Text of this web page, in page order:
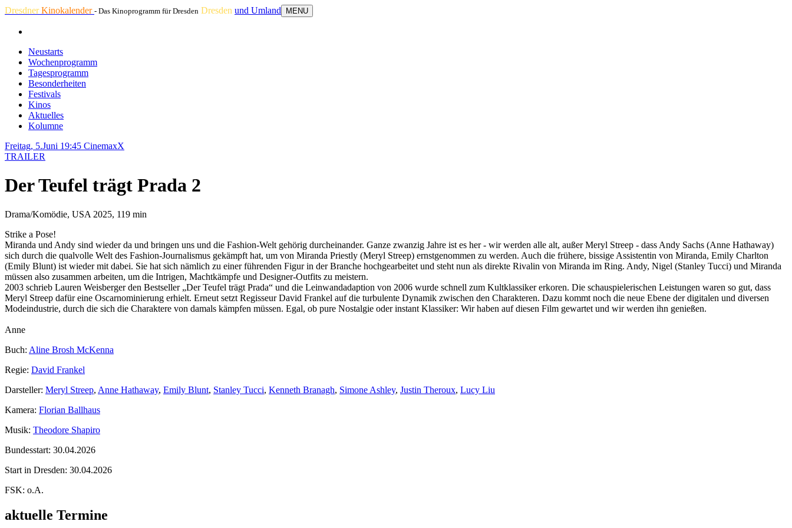
DresdnerKinokalender - Das Kinoprogramm für Dresden Dresden und Umland MENU
Neustarts
Wochenprogramm
Tagesprogramm
Besonderheiten
Festivals
Kinos
Aktuelles
Kolumne
Freitag, 5.Juni 19:45 CinemaxX
TRAILER
Der Teufel trägt Prada 2
Drama/Komödie, USA 2025, 119 min
Strike a Pose!
Miranda und Andy sind wieder da und bringen uns und die Fashion-Welt gehörig durcheinander. Ganze zwanzig Jahre ist es her - wir werden alle alt, außer Meryl Streep - dass Andy Sachs (Anne Hathaway)
sich durch die qualvolle Welt des Fashion-Journalismus gekämpft hat, um von Miranda Priestly (Meryl Streep) ernstgenommen zu werden. Auch die frühere, bissige Assistentin von Miranda, Emily Charlton
(Emily Blunt) ist wieder mit dabei. Sie hat sich nämlich zu einer führenden Figur in der Branche hochgearbeitet und steht nun als direkte Rivalin von Miranda im Ring. Andy, Nigel (Stanley Tucci) und Miranda
müssen also zusammen arbeiten, um die Intrigen, Machtkämpfe und Designer-Outfits zu meistern.
2003 schrieb Lauren Weisberger den Bestseller „Der Teufel trägt Prada“ und die Leinwandadaption von 2006 wurde schnell zum Kultklassiker erkoren. Die schauspielerischen Leistungen waren so gut, dass
Meryl Streep dafür eine Oscarnominierung erhielt. Erneut setzt Regisseur David Frankel auf die turbulente Dynamik zwischen den Charakteren. Dazu kommt noch die neue Ebene der digitalen und diversen
Modeindustrie, durch die sich die Charaktere von damals kämpfen müssen. Egal, ob pure Nostalgie oder instant Klassiker: Wir haben auf diesen Film gewartet und wir werden ihn genießen.
Anne
Buch: Aline Brosh McKenna
Regie: David Frankel
Darsteller: Meryl Streep, Anne Hathaway, Emily Blunt, Stanley Tucci, Kenneth Branagh, Simone Ashley, Justin Theroux, Lucy Liu
Kamera: Florian Ballhaus
Musik: Theodore Shapiro
Bundesstart: 30.04.2026
Start in Dresden: 30.04.2026
FSK: o.A.
aktuelle Termine